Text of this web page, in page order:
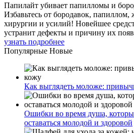
Папилайт убивает папилломы и
Избавьтесь от бородавок,
хирургии и усилий! Новейшее
устранит дефекты и причину их
узнать подробнее
Популярные Новые
Как выглядеть моложе:
Ошибки во время душа,
оставаться молодой и здоровой